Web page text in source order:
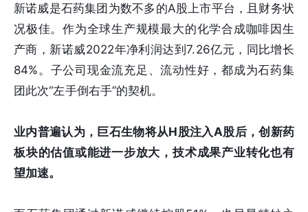
新诺威是石药集团为数不多的A股上市平台，且财务状
况极佳。作为全球生产规模最大的化学合成咖啡因生
产商，新诺威2022年净利润达到7.26亿元，同比增长
84%。子公司现金流充足、流动性好，都成为石药集
团此次“左手倒右手”的契机。
业内普遍认为，巨石生物将从H股注入A股后，创新药
板块的估值或能进一步放大，技术成果产业转化也有
望加速。